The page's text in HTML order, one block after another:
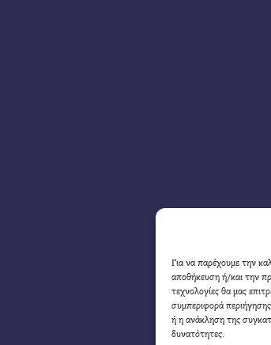
Για να παρέχουμε την
αποθήκευση ή/και την
τεχνολογίες θα μας
συμπεριφορά
ή η ανάκληση της
δυνατότητες.